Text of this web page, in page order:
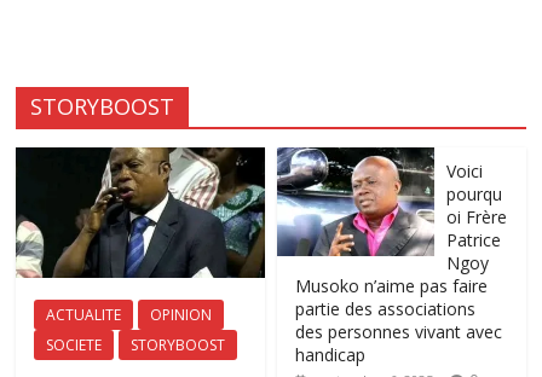
STORYBOOST
ACTUALITE
OPINION
SOCIETE
STORYBOOST
Voici
pourqu
oi Frère
Patrice
Ngoy
Musoko n’aime pas faire
partie des associations
des personnes vivant avec
handicap